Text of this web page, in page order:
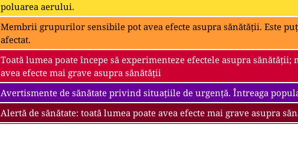
poluarea aerului.
Membrii grupurilor sensibile pot avea efecte asupra sănătății. Este
afectat.
Toată lumea poate începe să experimenteze efectele asupra
avea efecte mai grave asupra sănătății
Avertismente de sănătate privind situațiile de urgență. Întreaga
Alertă de sănătate: toată lumea poate avea efecte mai grave asupra